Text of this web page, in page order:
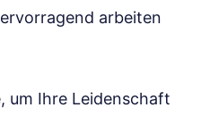
arbeiten
um Ihre Leidenschaft